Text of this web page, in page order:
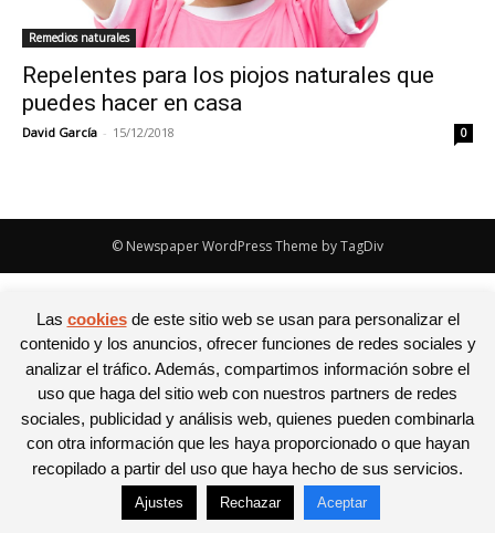
Remedios naturales
Repelentes para los piojos naturales que
puedes hacer en casa
David García - 15/12/2018 0
© Newspaper WordPress Theme by TagDiv
Las cookiesde este sitio web se usan para personalizar el
contenido y los anuncios, ofrecer funciones de redes sociales y
analizar el tráfico. Además, compartimos información sobre el
uso que haga del sitio web con nuestros partners de redes
sociales, publicidad y análisis web, quienes pueden combinarla
con otra información que les haya proporcionado o que hayan
recopilado a partir del uso que haya hecho de sus servicios.
Ajustes Rechazar Aceptar